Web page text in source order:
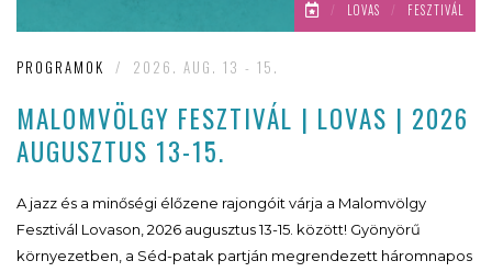
/ LOVAS / FESZTIVÁL
PROGRAMOK / 2026. AUG. 13 - 15.
MALOMVÖLGY FESZTIVÁL | LOVAS | 2026
AUGUSZTUS 13-15.
A jazz és a minőségi élőzene rajongóit várja a Malomvölgy
Fesztivál Lovason, 2026 augusztus 13-15. között! Gyönyörű
környezetben, a Séd-patak partján megrendezett háromnapos